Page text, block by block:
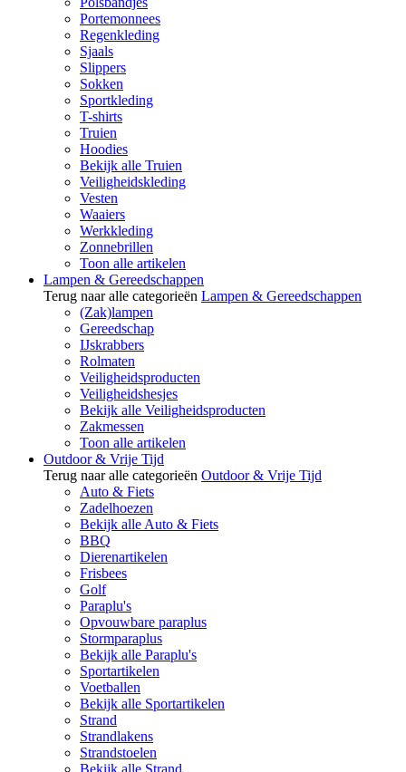
Portemonnees
Regenkleding
Sjaals
Slippers
Sokken
Sportkleding
T-shirts
Truien
Hoodies
Bekijk alle Truien
Veiligheidskleding
Vesten
Waaiers
Werkkleding
Zonnebrillen
Toon alle artikelen
Lampen & Gereedschappen
Terug naar alle categorieën Lampen & Gereedschappen
(Zak)lampen
Gereedschap
IJskrabbers
Rolmaten
Veiligheidsproducten
Veiligheidshesjes
Bekijk alle Veiligheidsproducten
Zakmessen
Toon alle artikelen
Outdoor & Vrije Tijd
Terug naar alle categorieën Outdoor & Vrije Tijd
Auto & Fiets
Zadelhoezen
Bekijk alle Auto & Fiets
BBQ
Dierenartikelen
Frisbees
Golf
Paraplu's
Opvouwbare paraplus
Stormparaplus
Bekijk alle Paraplu's
Sportartikelen
Voetballen
Bekijk alle Sportartikelen
Strand
Strandlakens
Strandstoelen
Bekijk alle Strand